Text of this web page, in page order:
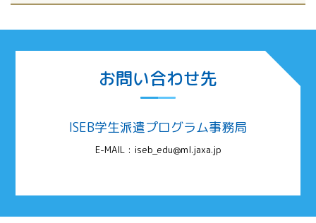
お問い合わせ先
ISEB学生派遣プログラム事務局
E-MAIL : iseb_edu@ml.jaxa.jp